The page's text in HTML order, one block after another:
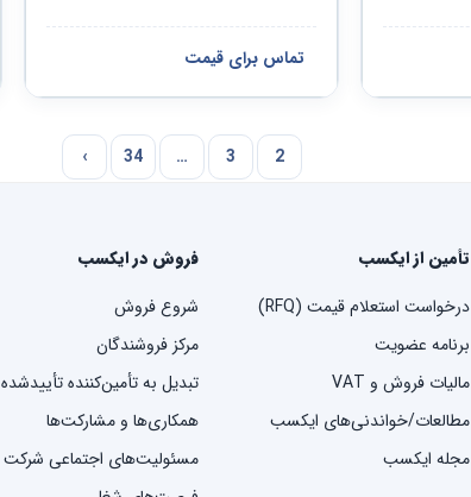
تماس برای قیمت
2
3
…
34
›
تأمین از ایکسب
درخواست استعلام قیمت (RFQ)
برنامه عضویت
مالیات فروش و VAT
مطالعات/خواندنی‌های ایکسب
مجله ایکسب
فروش در ایکسب
شروع فروش
مرکز فروشندگان
تبدیل به تأمین‌کننده تأییدشده
همکاری‌ها و مشارکت‌ها
مسئولیت‌های اجتماعی شرکت